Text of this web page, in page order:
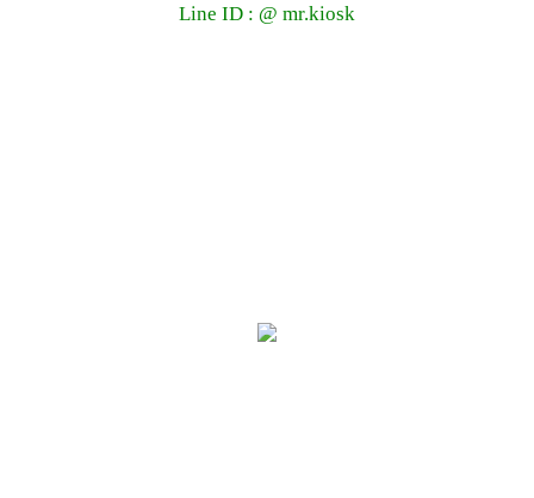
Line ID : @ mr.kiosk